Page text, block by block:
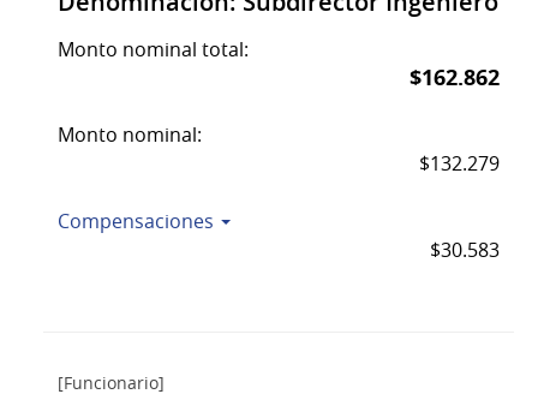
Monto nominal total:
$162.862
Monto nominal:
$132.279
Compensaciones
$30.583
[Funcionario]